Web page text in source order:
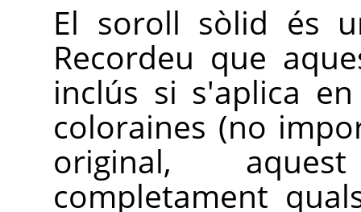
El soroll sòlid és
Recordeu que
inclús si s'aplica
coloraines (no
original,
completament